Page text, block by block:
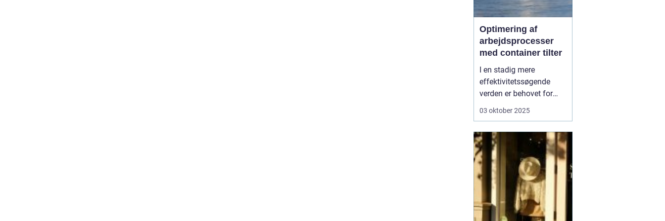
Optimering af
arbejdsprocesser
med container tilter
I en stadig mere
effektivitetssøgende
verden er behovet for
innovative løsninger, der
nogensinde.
En
container tilter er
en af
de l&o...
03 oktober 2025